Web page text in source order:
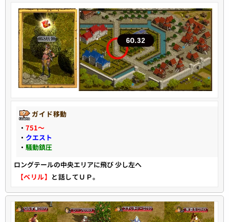
ガイド移動
・ 751〜
・ クエスト
・ 騒動鎮圧
ロングテールの中央エリアに飛び 少し左へ
【ベリル】 と話してＵＰ。